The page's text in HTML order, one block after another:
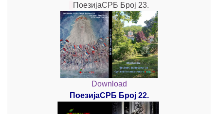
ПоезијаСРБ Број 23.
Download
ПоезијаСРБ Број 22.